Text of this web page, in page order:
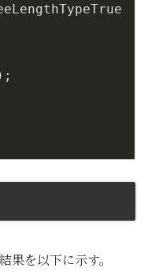
を以下に示す。